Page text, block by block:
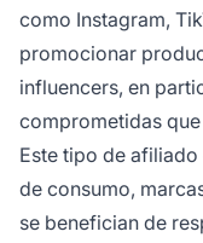
como Instagram,
promocionar
influencers, en
comprometidas
Este tipo de
de consumo,
se benefician de